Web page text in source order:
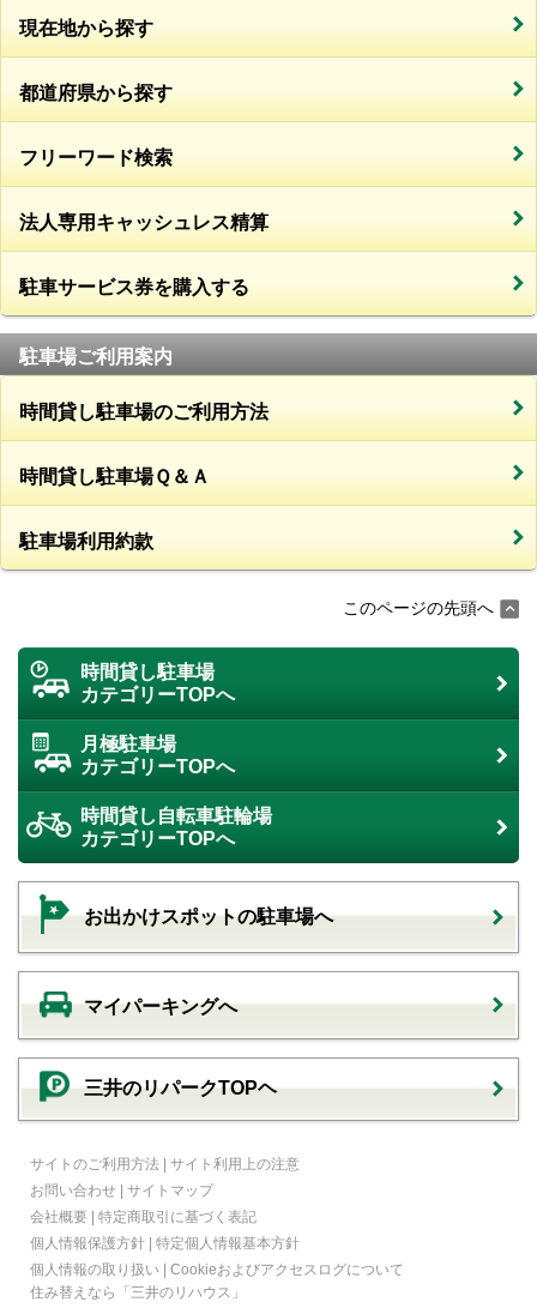
現在地から探す
都道府県から探す
フリーワード検索
法人専用キャッシュレス精算
駐車サービス券を購入する
駐車場ご利用案内
時間貸し駐車場のご利用方法
時間貸し駐車場Ｑ＆Ａ
駐車場利用約款
このページの先頭へ
時間貸し駐車場
カテゴリーTOPへ
月極駐車場
カテゴリーTOPへ
時間貸し自転車駐輪場
カテゴリーTOPへ
お出かけスポットの駐車場へ
マイパーキングへ
三井のリパークTOPヘ
サイトのご利用方法 | サイト利用上の注意
お問い合わせ | サイトマップ
会社概要 | 特定商取引に基づく表記
個人情報保護方針 | 特定個人情報基本方針
個人情報の取り扱い | Cookieおよびアクセスログについて
住み替えなら
「三井のリハウス」